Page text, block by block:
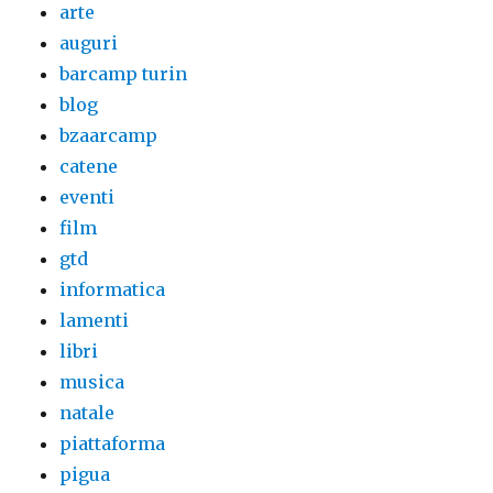
arte
auguri
barcamp turin
blog
bzaarcamp
catene
eventi
film
gtd
informatica
lamenti
libri
musica
natale
piattaforma
pigua